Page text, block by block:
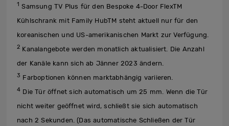
1 Samsung TV Plus für den Bespoke 4-Door FlexTM
Kühlschrank mit Family HubTM steht aktuell nur für den
koreanischen und US-amerikanischen Markt zur Verfügung.
2 Kanalangebote werden monatlich aktualisiert. Die Anzahl
der Kanäle kann sich ab Jänner 2023 ändern.
3 Farboptionen können marktabhängig variieren.
4 Die Tür öffnet sich automatisch um 25 mm. Wenn die Tür
nicht weiter geöffnet wird, schließt sie sich automatisch
nach 2 Sekunden. (Das automatische Schließen der Tür